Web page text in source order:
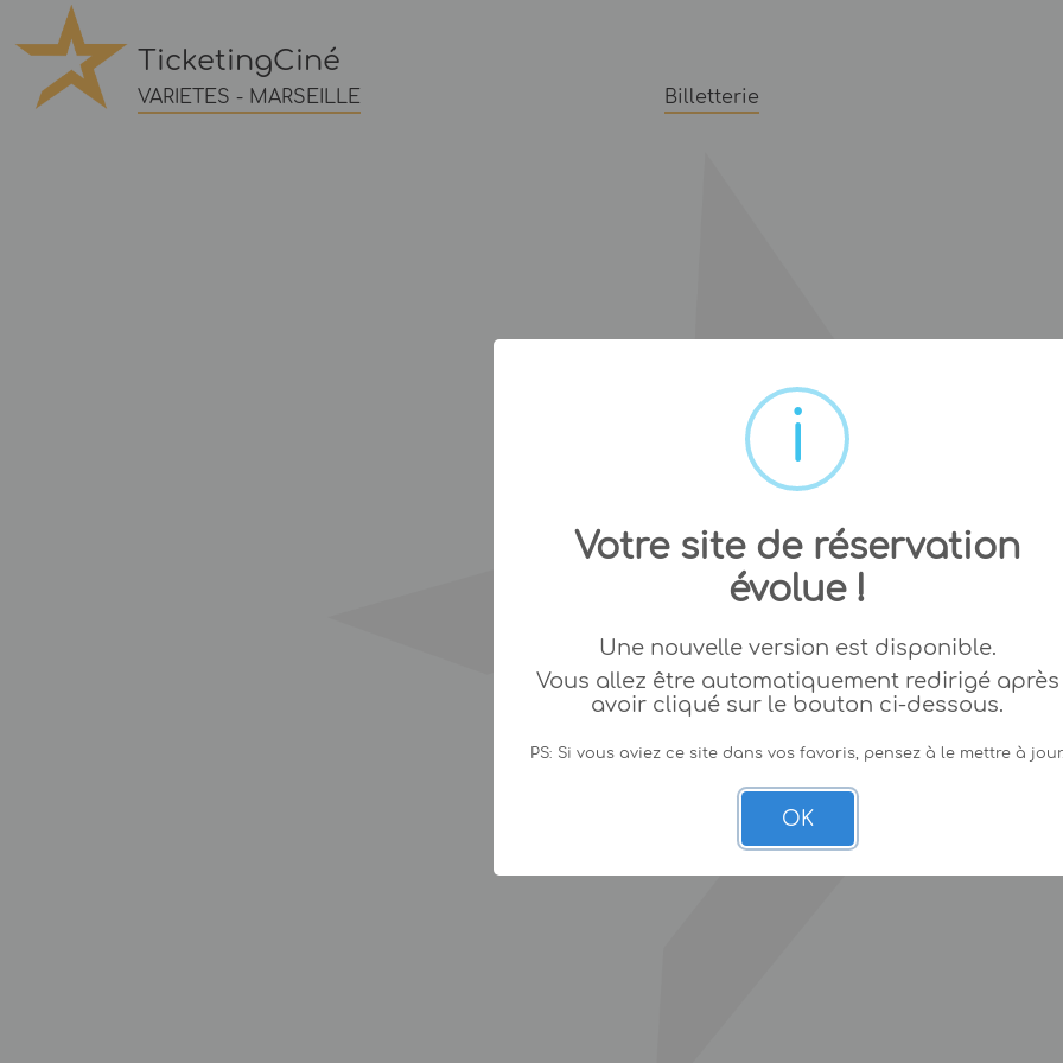
TicketingCiné
VARIETES - MARSEILLE Billetterie
Votre site de réservation
évolue !
Une nouvelle version est disponible.
Vous allez être automatiquement redirigé après
avoir cliqué sur le bouton ci-dessous.
PS: Si vous aviez ce site dans vos favoris, pensez à le mettre à
OK